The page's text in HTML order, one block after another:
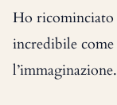
Ho ricominciato
incredibile
l’immaginazione.